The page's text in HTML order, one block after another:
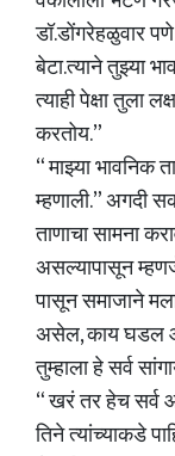
डॉ.डोंगरेहळुवार
बेटा.त्याने तुझ्या
त्याही पेक्षा तुला
करतोय.”
“ माझ्या भावनिक
म्हणाली.” अगदी
ताणाचा सामना
असल्यापासून
पासून समाजाने
असेल, काय घडल
तुम्हाला हे सर्व
“ खरं तर हेच सर्व
तिने त्यांच्याकडे